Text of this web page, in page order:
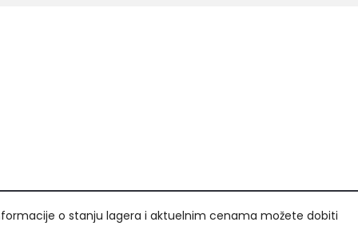
o stanju lagera i aktuelnim cenama možete dobiti